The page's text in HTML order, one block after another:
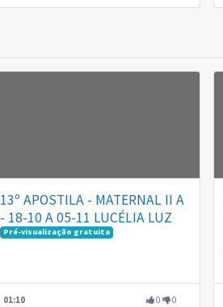
13º APOSTILA - MATERNAL II A
- 18-10 A 05-11 LUCÉLIA LUZ
Pré-visualização gratuita
01:10 0 0